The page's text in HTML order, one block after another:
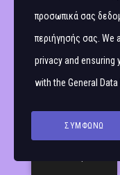
προσωπικά σας
περιήγησής σας.
privacy and ensuring
with the General
ΣΥΜΦΩΝΏ